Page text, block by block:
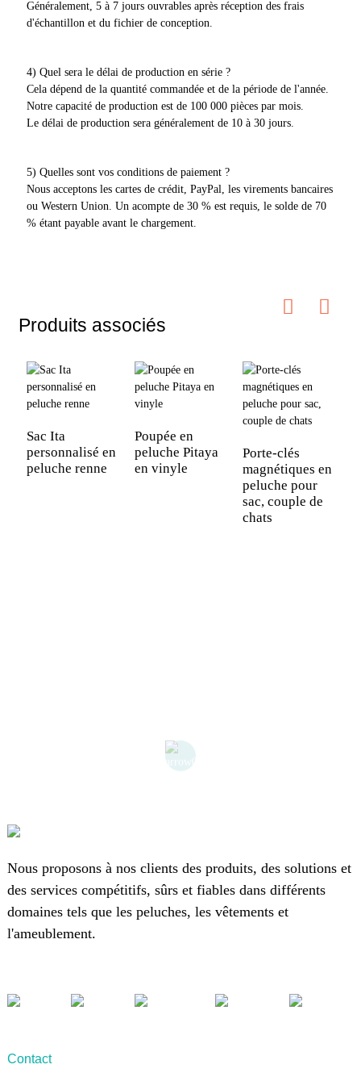
Généralement, 5 à 7 jours ouvrables après réception des frais
d'échantillon et du fichier de conception.
4) Quel sera le délai de production en série ?
Cela dépend de la quantité commandée et de la période de l'année.
Notre capacité de production est de 100 000 pièces par mois.
Le délai de production sera généralement de 10 à 30 jours.
5) Quelles sont vos conditions de paiement ?
Nous acceptons les cartes de crédit, PayPal, les virements bancaires
ou Western Union. Un acompte de 30 % est requis, le solde de 70
% étant payable avant le chargement.
Produits associés
Sac Ita
personnalisé en
peluche renne
Poupée en
peluche Pitaya
en vinyle
Porte-clés
magnétiques en
peluche pour
sac, couple de
chats
Nous proposons à nos clients des produits, des solutions et
des services compétitifs, sûrs et fiables dans différents
domaines tels que les peluches, les vêtements et
l'ameublement.
Contact